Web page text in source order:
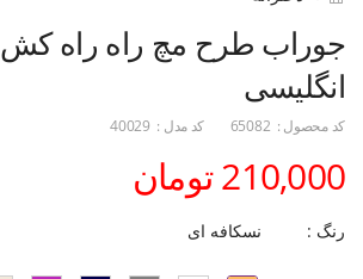
جوراب طرح مچ راه راه کش
انگلیسی
کد محصول : 65082 کد مدل : 40029
210,000 تومان
رنگ : نسکافه ای